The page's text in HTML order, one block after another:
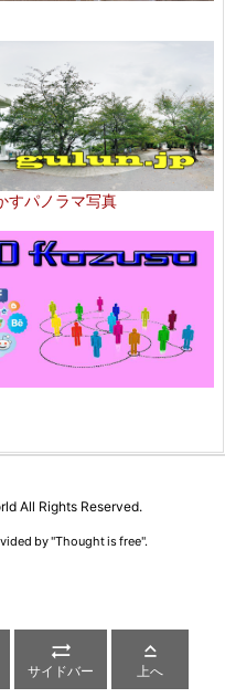
すパノラマ写真
All Rights Reserved.
by "Thought is free".

サイドバー

上へ